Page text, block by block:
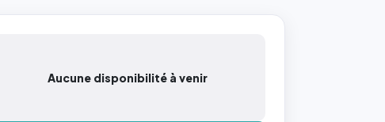
Aucune disponibilité à venir